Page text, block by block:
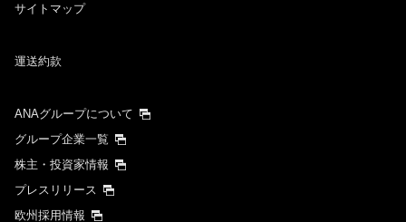
サイトマップ
運送約款
ANAグループについて
グループ企業一覧
株主・投資家情報
プレスリリース
欧州採用情報